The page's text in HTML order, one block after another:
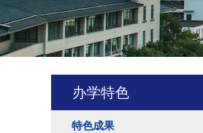
办学特色
特色成果